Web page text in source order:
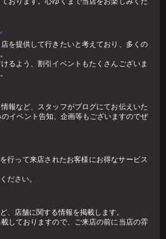
う非日常的空間。 だからこそ、ちょっとし
悪くも
抽選結果🤩 1等 12349 2等 11626 3等 1
を提供して行きたいと考えており、多くの
るよう、割引イベントもたくさんございま
報など、スタッフがブログにてお伝えいた
イベント告知、企画等もございますのでぜ
行って来店されたお客様にお得なサービス
ださい。
、店舗に関する情報を掲載します。
しておりますので、ご来店の前に当店の雰